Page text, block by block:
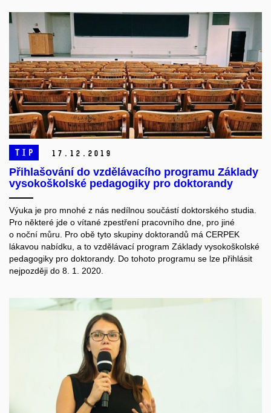
TIP 17. 12. 2019
Přihlašování do vzdělávacího programu Základy
vysokoškolské pedagogiky pro doktorandy
Výuka je pro mnohé z nás nedílnou součástí doktorského studia.
Pro některé jde o vítané zpestření pracovního dne, pro jiné
o noční můru. Pro obě tyto skupiny doktorandů má CERPEK
lákavou nabídku, a to vzdělávací program Základy vysokoškolské
pedagogiky pro doktorandy. Do tohoto programu se lze přihlásit
nejpozději do 8. 1. 2020.